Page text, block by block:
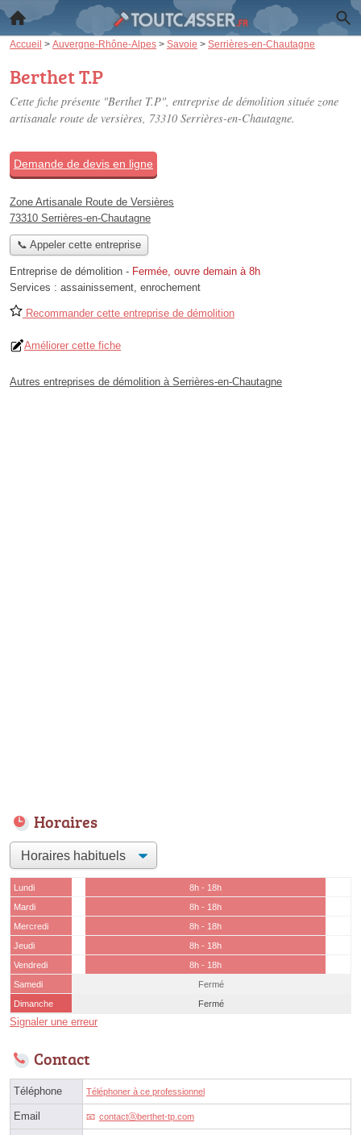
Accueil > Auvergne-Rhône-Alpes > Savoie > Serrières-en-Chautagne
Berthet T.P
Cette fiche présente "Berthet T.P", entreprise de démolition située zone
artisanale route de versières, 73310 Serrières-en-Chautagne.
Demande de devis en ligne
Zone Artisanale Route de Versières
73310 Serrières-en-Chautagne
📞 Appeler cette entreprise
Entreprise de démolition - Fermée, ouvre demain à 8h
Services : assainissement, enrochement
Recommander cette entreprise de démolition
Améliorer cette fiche
Autres entreprises de démolition à Serrières-en-Chautagne
Horaires
Lundi
8h - 18h
Mardi
8h - 18h
Mercredi
8h - 18h
Jeudi
8h - 18h
Vendredi
8h - 18h
Samedi
Fermé
Dimanche
Fermé
Signaler une erreur
Contact
Téléphone Téléphoner à ce professionnel
Email contactⓐberthet-tp.com